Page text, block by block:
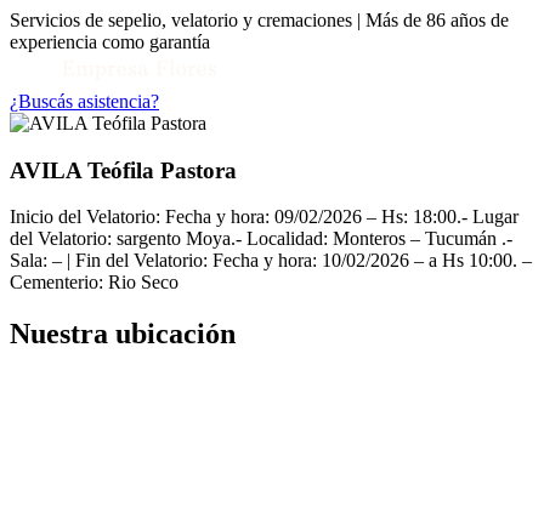
Servicios de sepelio, velatorio y cremaciones | Más de 86 años de
experiencia como garantía
¿Buscás asistencia?
AVILA Teófila Pastora
Inicio del Velatorio: Fecha y hora: 09/02/2026 – Hs: 18:00.- Lugar
del Velatorio: sargento Moya.- Localidad: Monteros – Tucumán .-
Sala: – | Fin del Velatorio: Fecha y hora: 10/02/2026 – a Hs 10:00. –
Cementerio: Rio Seco
Nuestra ubicación